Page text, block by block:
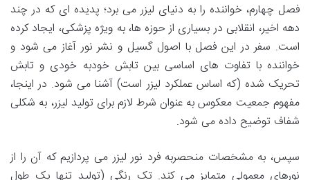
فصل چهارم، خواننده را به دنیای لیزر می برد؛ پدیده ای که در چند
دهه اخیر، انقلابی در بسیاری از حوزه ها، به ویژه پزشکی، ایجاد کرده
است. سفر در این فصل با اصول گسیل و نشر نور آغاز می شود و
خواننده با تفاوت های اساسی بین تابش خودبه خودی و تابش
تحریک شده (که اساس عملکرد لیزر است) آشنا می شود. در اینجا،
مفهوم جمعیت معکوس به عنوان شرط لازم برای تولید لیزر، به شکلی
شفاف توضیح داده می شود.
سپس، به مشخصات منحصربه فرد نور لیزر می پردازیم که آن را از